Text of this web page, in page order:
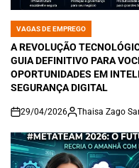
POSTED
IN
VAGAS DE EMPREGO
A REVOLUÇÃO
GUIA DEFINITIVO PARA
OPORTUNIDADES EM
SEGURANÇA DIGITAL
on
29/04/2026 Thaisa Zago